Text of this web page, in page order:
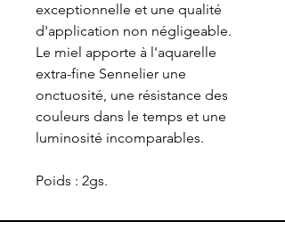
exceptionnelle et une qualité
d'application non négligeable.
Le miel apporte à l'aquarelle
extra-fine Sennelier une
onctuosité, une résistance des
couleurs dans le temps et une
luminosité incomparables.
Poids : 2gs.